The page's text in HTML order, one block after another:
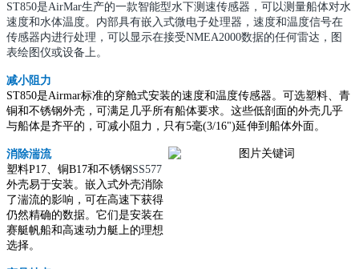
ST850是AirMar生产的一款智能型水下测速传感器，可以测量船体对水
速度和水体温度。内部具有嵌入式微电子处理器，速度和温度信号在
传感器内进行处理，可以显示在接受NMEA2000数据的任何雷达，图
表绘图仪或设备上。
减小阻力
ST850是Airmar标准的穿舱式安装的速度和温度传感器。可选塑料、青
铜和不锈钢外壳，可满足几乎所有船体要求。这些低剖面的外壳几乎
与船体是齐平的，可减小阻力，只有5毫(3/16")延伸到船体外面。
消除湍流
塑料P17、铜B17和不锈钢 SS577
外壳易于安装。嵌入式外壳消除
了湍流的影响，可在高速下获得
仍然精确的数据。它们是安装在
赛艇帆船和高速动力艇上的理想
选择。